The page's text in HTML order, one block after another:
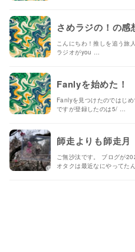
さめラジの！の
こんにちわ！推しを追う旅
ラジオがyou …
Fanlyを始めた！
Fanlyを見つけたのではじ
ですが登録したのは5/ …
師走よりも師走月
ご無沙汰です。 ブログが
オタクは最近なにやってた